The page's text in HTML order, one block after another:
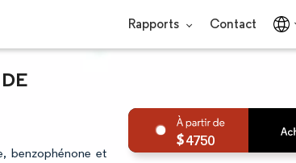
Rapports Contact
benzophénone et
4750